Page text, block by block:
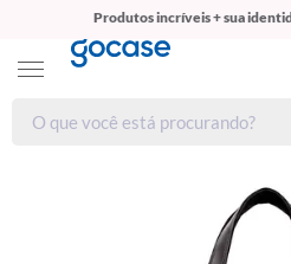
Produtos incríveis + sua